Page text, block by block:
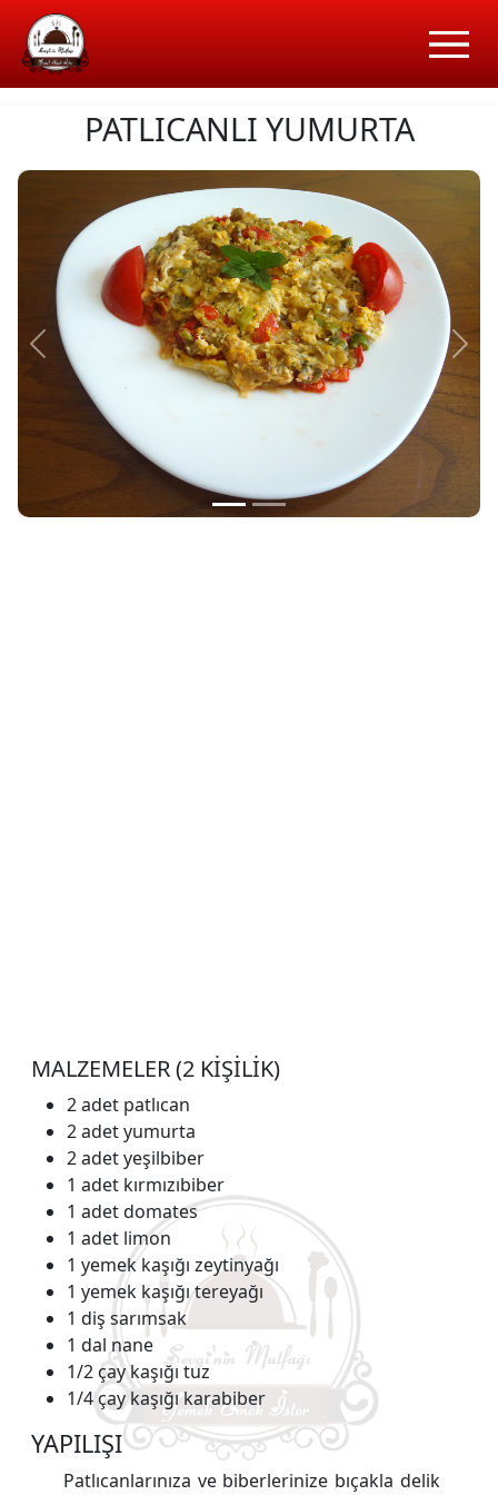
PATLICANLI YUMURTA
Önceki
MALZEMELER (2 KİŞİLİK)
2 adet patlıcan
2 adet yumurta
2 adet yeşilbiber
1 adet kırmızıbiber
1 adet domates
1 adet limon
1 yemek kaşığı zeytinyağı
1 yemek kaşığı tereyağı
1 diş sarımsak
1 dal nane
1/2 çay kaşığı tuz
1/4 çay kaşığı karabiber
YAPILIŞI
Patlıcanlarınıza ve biberlerinize bıçakla delik